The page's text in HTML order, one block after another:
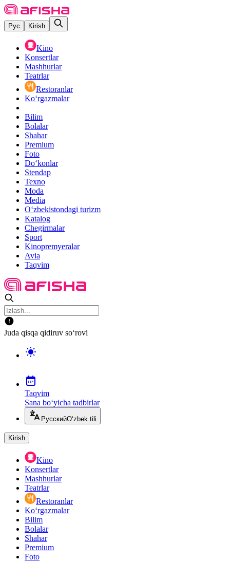
Рус Kirish
Kino
Konsertlar
Mashhurlar
Teatrlar
Restoranlar
Ko‘rgazmalar
Bilim
Bolalar
Shahar
Premium
Foto
Do‘konlar
Stendap
Texno
Moda
Media
O‘zbekistondagi turizm
Katalog
Chegirmalar
Sport
Kinopremyeralar
Avia
Taqvim
Juda qisqa qidiruv so‘rovi
Taqvim
Sana bo‘yicha tadbirlar
РусскийO‘zbek tili
Kirish
Kino
Konsertlar
Mashhurlar
Teatrlar
Restoranlar
Ko‘rgazmalar
Bilim
Bolalar
Shahar
Premium
Foto